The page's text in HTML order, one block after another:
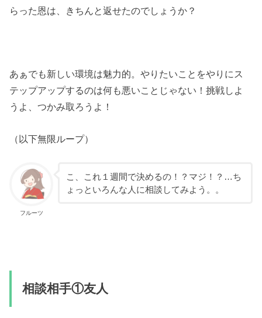
らった恩は、きちんと返せたのでしょうか？
あぁでも新しい環境は魅力的。やりたいことをやりにス
テップアップするのは何も悪いことじゃない！挑戦しよ
うよ、つかみ取ろうよ！
（以下無限ループ）
フルーツ
こ、これ１週間で決めるの！？マジ！？…ち
ょっといろんな人に相談してみよう。。
相談相手①友人